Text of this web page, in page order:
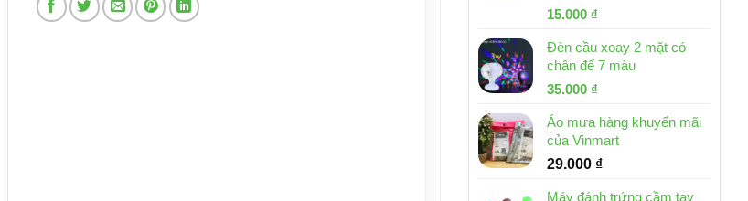
Giá
là:
32.000 ₫.
15.000 ₫
tại
là:
Đèn cầu xoay 2 mặt có
chân đế 7 màu
Giá
là:
46.000 ₫.
35.000 ₫
tại
là:
35.000 ₫.
Áo mưa hàng khuyến mãi
của Vinmart
29.000 ₫
Máy đánh trứng cầm tay